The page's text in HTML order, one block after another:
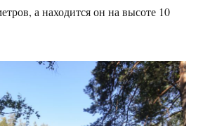
а находится он на высоте 10